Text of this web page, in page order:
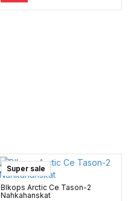
Super sale
Blkops Arctic Ce Tason-2
Nahkahanskat